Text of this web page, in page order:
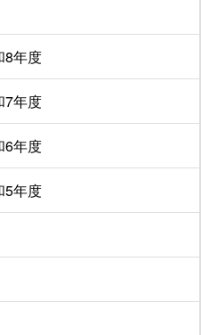
8年度
7年度
6年度
5年度